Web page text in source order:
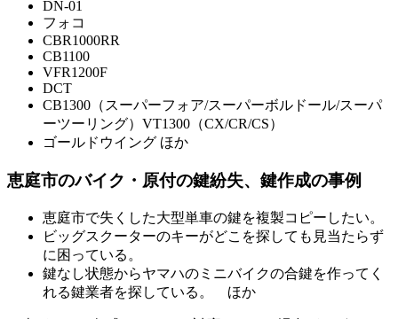
DN-01
フォコ
CBR1000RR
CB1100
VFR1200F
DCT
CB1300（スーパーフォア/スーパーボルドール/スーパ
ーツーリング）VT1300（CX/CR/CS）
ゴールドウイング ほか
恵庭市のバイク・原付の鍵紛失、鍵作成の事例
恵庭市で失くした大型単車の鍵を複製コピーしたい。
ビッグスクーターのキーがどこを探しても見当たらず
に困っている。
鍵なし状態からヤマハのミニバイクの合鍵を作ってく
れる鍵業者を探している。 ほか